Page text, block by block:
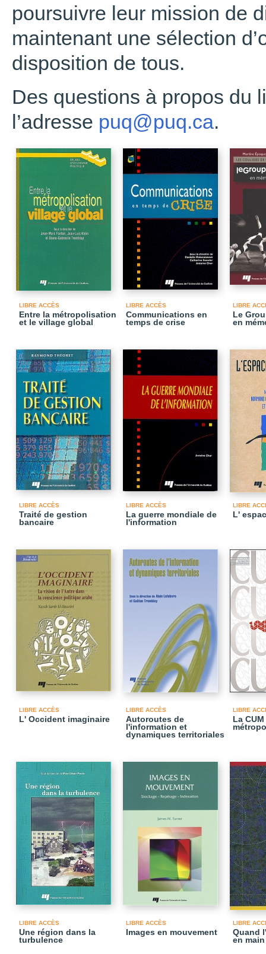
poursuivre leur mission de
maintenant une sélection
disposition de tous.
Des questions à propos du
l’adresse puq@puq.ca.
LIBRE ACCÈS
Entre la métropolisation
et le village global
LIBRE ACCÈS
Communications en
temps de crise
LIBRE
Le
en
LIBRE ACCÈS
Traité de gestion
bancaire
LIBRE ACCÈS
La guerre mondiale de
l'information
LIBRE
L'
LIBRE ACCÈS
L' Occident imaginaire
LIBRE ACCÈS
Autoroutes de
l'information et
dynamiques territoriales
LIBRE
La
LIBRE ACCÈS
Une région dans la
turbulence
LIBRE ACCÈS
Images en mouvement
LIBRE
Quand
en main